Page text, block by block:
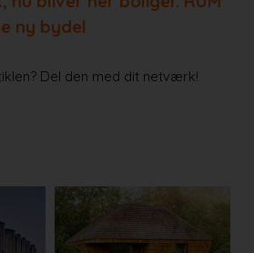
ny bydel
Del den med dit netværk!